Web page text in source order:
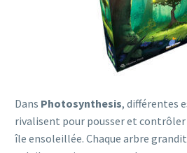
Dans Photosynthesis, différentes
rivalisent pour pousser et
île ensoleillée. Chaque arbre